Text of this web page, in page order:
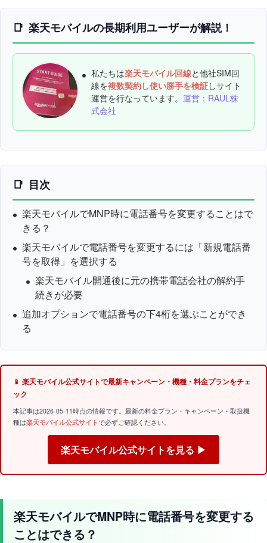
楽天モバイルの長期利用ユーザーが解説！
私たちは楽天モバイル回線と他社SIM回
線を複数契約し使い勝手を検証しサイト
運営を行なっています。 運営：RAUL株
式会社
目次
楽天モバイルでMNP時に電話番号を変更することはで
きる？
楽天モバイルで電話番号を変更するには「新規電話番
号を取得」を選択する
楽天モバイル開通後に元の携帯電話会社の解約手
続きが必要
追加オプションで電話番号の下4桁を選ぶことができ
る
📱 楽天モバイル公式サイトで最新キャンペーン・機種・料金プランをチェ
ック
本記事は2026-05-11時点の情報です。最新の料金プラン・キャンペーン・取扱機
種は楽天モバイル公式サイトで必ずご確認ください。
楽天モバイル公式サイトを見る ▶
楽天モバイルでMNP時に電話番号を変更する
ことはできる？